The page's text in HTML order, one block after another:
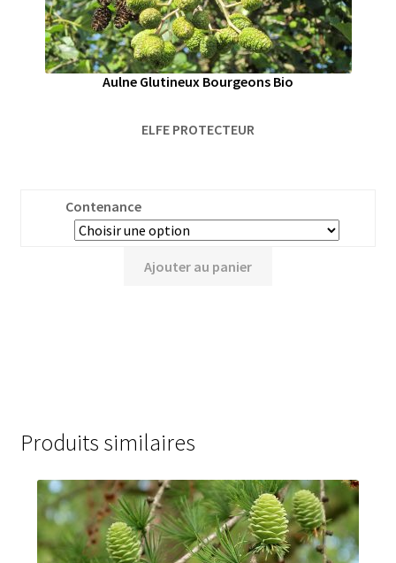
Aulne Glutineux Bourgeons Bio
ELFE PROTECTEUR
Contenance
Ajouter au panier
Produits similaires